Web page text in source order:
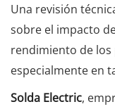
Una revisión
sobre el impacto
rendimiento de los
especialmente en
Solda Electric,